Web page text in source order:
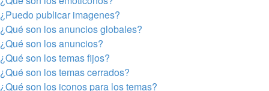
¿Puedo publicar imagenes?
¿Qué son los anuncios globales?
¿Qué son los anuncios?
¿Qué son los temas fijos?
¿Qué son los temas cerrados?
¿Qué son los iconos para los temas?